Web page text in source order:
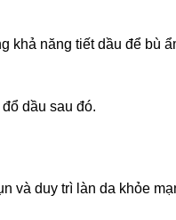
khả năng tiết dầu để bù
dầu sau đó.
và duy trì làn da khỏe